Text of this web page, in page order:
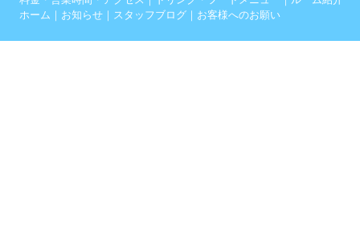
ホーム ｜ お知らせ ｜ スタッフブログ ｜ お客様へのお願い